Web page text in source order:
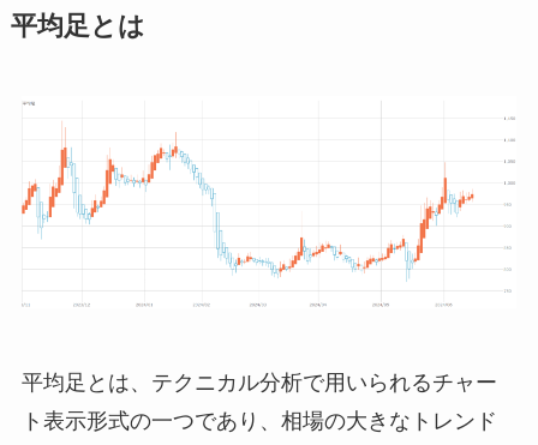
平均足とは
平均足とは、テクニカル分析で用いられるチャー
ト表示形式の一つであり、相場の大きなトレンド